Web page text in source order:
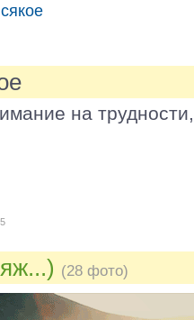
на
(28 фото)